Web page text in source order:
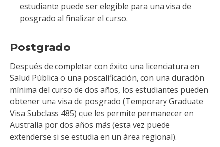
estudiante puede ser elegible para una visa de
posgrado al finalizar el curso.
Postgrado
Después de completar con éxito una licenciatura en
Salud Pública o una poscalificación, con una duración
mínima del curso de dos años, los estudiantes pueden
obtener una visa de posgrado (Temporary Graduate
Visa Subclass 485) que les permite permanecer en
Australia por dos años más (esta vez puede
extenderse si se estudia en un área regional).